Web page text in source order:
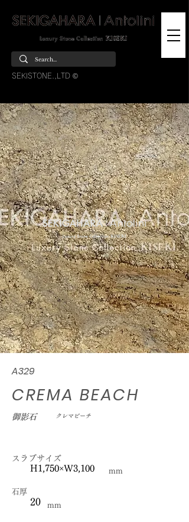
SEKISTONE.,LTD ©
A329
CREMA BEACH
御影石 クレマビーチ
スラブサイズ
H1,750×W3,100 mm
石厚
20 mm